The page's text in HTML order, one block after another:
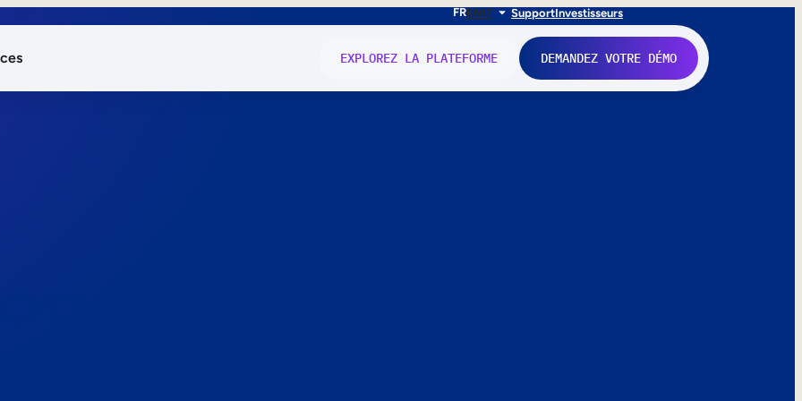
FRENIT SupportInvestisseurs
EXPLOREZ LA PLATEFORME DEMANDEZ VOTRE DÉMO